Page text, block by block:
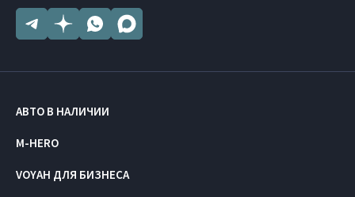
АВТО В НАЛИЧИИ
M-HERO
VOYAH ДЛЯ БИЗНЕСА